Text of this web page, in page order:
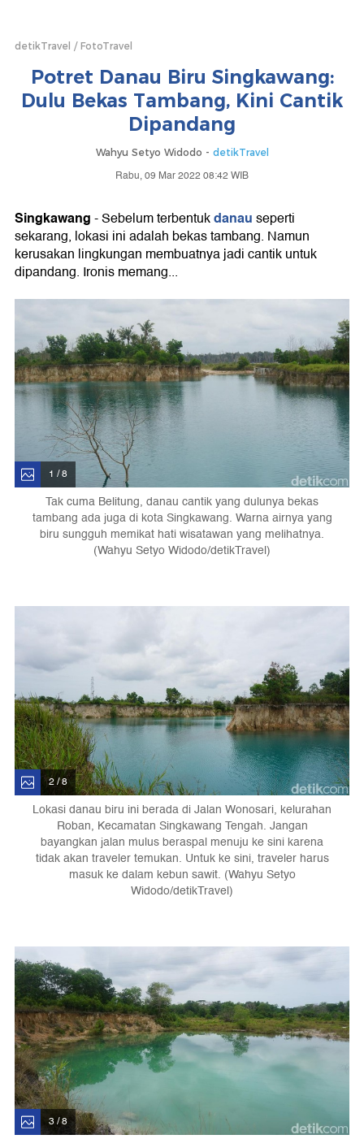
detikTravel FotoTravel
Potret Danau Biru Singkawang:
Dulu Bekas Tambang, Kini Cantik
Dipandang
Wahyu Setyo Widodo - detikTravel
Rabu, 09 Mar 2022 08:42 WIB
Singkawang- Sebelum terbentukdanauseperti
sekarang, lokasi ini adalah bekas tambang. Namun
kerusakan lingkungan membuatnya jadi cantik untuk
dipandang. Ironis memang...
1 / 8
Tak cuma Belitung, danau cantik yang dulunya bekas
tambang ada juga di kota Singkawang. Warna airnya yang
biru sungguh memikat hati wisatawan yang melihatnya.
(Wahyu Setyo Widodo/detikTravel)
2 / 8
Lokasi danau biru ini berada di Jalan Wonosari, kelurahan
Roban, Kecamatan Singkawang Tengah. Jangan
bayangkan jalan mulus beraspal menuju ke sini karena
tidak akan traveler temukan. Untuk ke sini, traveler harus
masuk ke dalam kebun sawit. (Wahyu Setyo
Widodo/detikTravel)
3 / 8